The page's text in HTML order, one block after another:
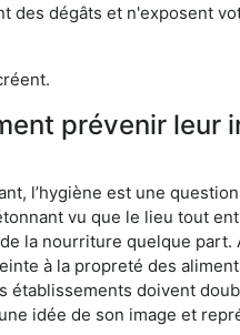
des dégâts et n'exposent
prévenir leur
l’hygiène est une
vu que le lieu tout
la nourriture quelque part.
à la propreté des
établissements doivent
idée de son image et